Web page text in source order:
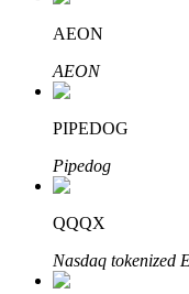
Aprenda a apostar
Aprenda como
Bitrue
AI
AEON
AEON
PIPEDOG
Pipedog
QQQX
Nasdaq tokenized